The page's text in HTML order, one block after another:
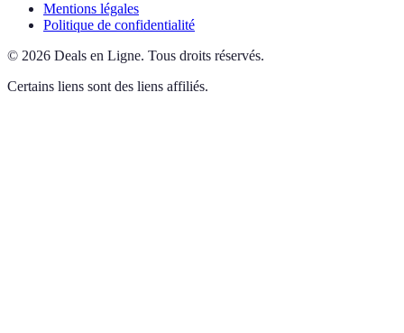
Mentions légales
Politique de confidentialité
© 2026 Deals en Ligne. Tous droits réservés.
Certains liens sont des liens affiliés.